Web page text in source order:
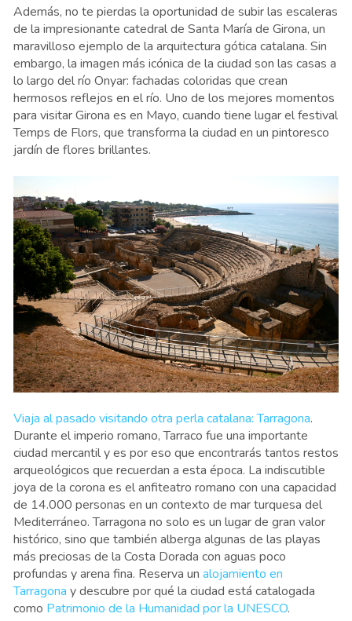
Además, no te pierdas la oportunidad de subir las escaleras
de la impresionante catedral de Santa María de Girona, un
maravilloso ejemplo de la arquitectura gótica catalana. Sin
embargo, la imagen más icónica de la ciudad son las casas a
lo largo del río Onyar: fachadas coloridas que crean
hermosos reflejos en el río. Uno de los mejores momentos
para visitar Girona es en Mayo, cuando tiene lugar el festival
Temps de Flors, que transforma la ciudad en un pintoresco
jardín de flores brillantes.
Viaja al pasado visitando otra perla catalana: Tarragona.
Durante el imperio romano, Tarraco fue una importante
ciudad mercantil y es por eso que encontrarás tantos restos
arqueológicos que recuerdan a esta época. La indiscutible
joya de la corona es el anfiteatro romano con una capacidad
de 14.000 personas en un contexto de mar turquesa del
Mediterráneo. Tarragona no solo es un lugar de gran valor
histórico, sino que también alberga algunas de las playas
más preciosas de la Costa Dorada con aguas poco
profundas y arena fina. Reserva un alojamiento en
Tarragona y descubre por qué la ciudad está catalogada
como Patrimonio de la Humanidad por la UNESCO.